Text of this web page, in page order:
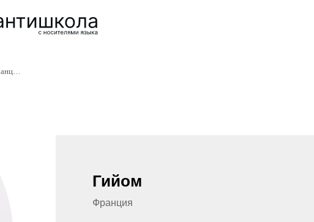
Гийом — профессиональный преподаватель, носитель французского языка.
Гийом
Франция